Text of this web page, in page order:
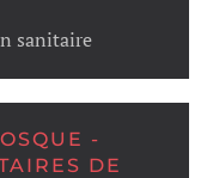
sanitaire
-
DE